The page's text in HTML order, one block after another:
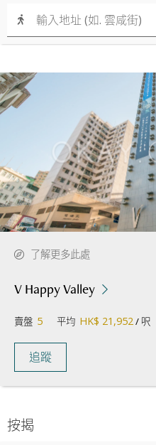
按揭
了解更多此處
V Happy Valley
賣盤 5 平均 HK$ 21,952 / 呎
追蹤